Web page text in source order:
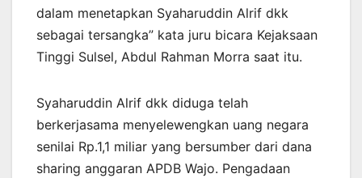
dalam menetapkan Syaharuddin Alrif dkk
sebagai tersangka” kata juru bicara Kejaksaan
Tinggi Sulsel, Abdul Rahman Morra saat itu.
Syaharuddin Alrif dkk diduga telah
berkerjasama menyelewengkan uang negara
senilai Rp.1,1 miliar yang bersumber dari dana
sharing anggaran APDB Wajo. Pengadaan